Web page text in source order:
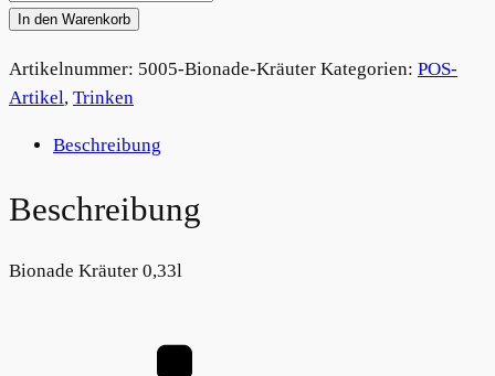
Kräuter
In den Warenkorb
Artikelnummer: 5005-Bionade-Kräuter Kategorien: POS-
Artikel, Trinken
Beschreibung
Beschreibung
Bionade Kräuter 0,33l